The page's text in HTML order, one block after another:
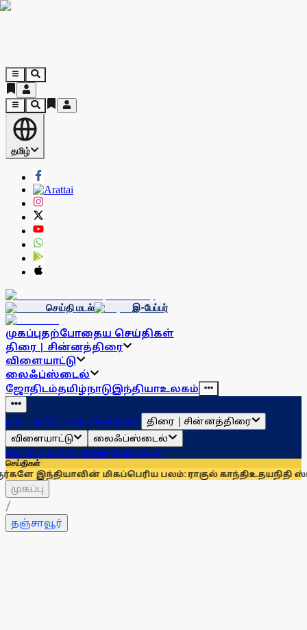
தமிழ்
செய்தி மடல் இ-பேப்பர்
முகப்புதற்போதைய செய்திகள்
திரை | சின்னத்திரை
விளையாட்டு
லைஃப்ஸ்டைல்
ஜோதிடம்தமிழ்நாடுஇந்தியாஉலகம்
முகப்புதற்போதைய செய்திகள் திரை | சின்னத்திரை
விளையாட்டு
லைஃப்ஸ்டைல்
ஜோதிடம்தமிழ்நாடுஇந்தியாஉலகம்
செய்திகள்
மிகப்பெரிய பலம்: ராகுல் காந்திஉதயநிதி ஸ்டாலினைச்
முகப்பு
/
தஞ்சாவூர்